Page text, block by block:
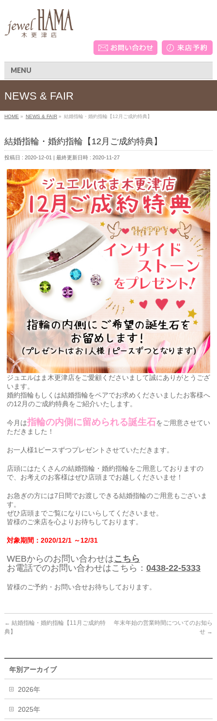
MENU
NEWS & FAIR
HOME » NEWS & FAIR» 結婚指輪・婚約指輪【12月ご成約特典】
結婚指輪・婚約指輪【12月ご成約特典】
投稿日 : 2020-12-01 最終更新日時 : 2020-11-27
ジュエルはま木更津店をご愛顧くださいまして誠にありがとうござ
います。
婚約指輪もしくは結婚指輪をペアでお求めくださいましたお客様へ
の12月のご成約特典をご紹介いたします。
今月は指輪の内側に留められる誕生石をご用意させてい
ただきました！
お一人様1ピースずつプレゼントさせていただきます。
店頭にはたくさんの結婚指輪・婚約指輪をご用意しておりますの
で、お考えのお客様はぜひ店頭までお越しくださいませ！
お急ぎの方には7日間でお渡しできる結婚指輪のご用意もございま
す。
ぜひ店頭までご覧になりにいらしてくださいませ。
皆様のご来店を心よりお待ちしております。
対象期間：2020/12/1 ～12/31
WEBからのお問い合わせはこちら
お電話でのお問い合わせはこちら： 0438-22-5333
皆様のご予約・お問い合せお待ちしております。
← 結婚指輪・婚約指輪【11月ご成約特
典】
年末年始の営業時間についてのお知ら
せ →
年別アーカイブ
2026年
2025年